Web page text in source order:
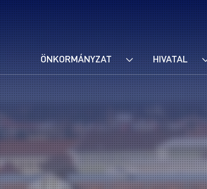
ÖNKORMÁNYZAT HIVATAL